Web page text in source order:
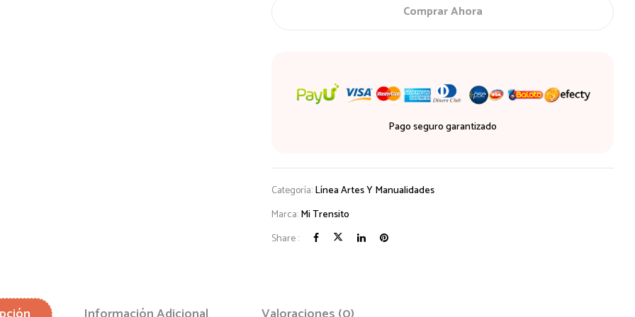
Comprar Ahora
Pago seguro garantizado
Categoría:Línea Artes Y Manualidades
Marca:Mi Trensito
Share :